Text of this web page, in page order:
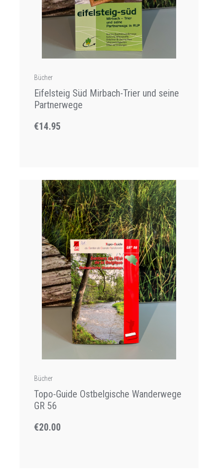
Bücher
Eifelsteig Süd Mirbach-Trier und seine
Partnerwege
€14.95
Bücher
Topo-Guide Ostbelgische Wanderwege
GR 56
€20.00